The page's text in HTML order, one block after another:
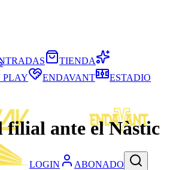
LOGIN ABONADO
TIENDA
PLAY ENDAVANT ESTADIO
filial ante el Nàstic